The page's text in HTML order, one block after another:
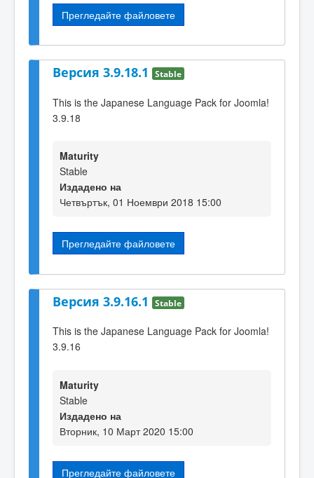
Прегледайте файловете
Версия 3.9.18.1 Stable
This is the Japanese Language Pack for Joomla!
3.9.18
Maturity
Stable
Издадено на
Четвъртък, 01 Ноември 2018 15:00
Прегледайте файловете
Версия 3.9.16.1 Stable
This is the Japanese Language Pack for Joomla!
3.9.16
Maturity
Stable
Издадено на
Вторник, 10 Март 2020 15:00
Прегледайте файловете